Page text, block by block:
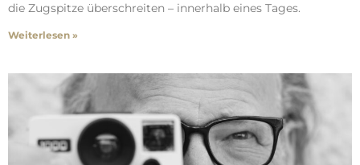
die Zugspitze überschreiten – innerhalb eines Tages.
Weiterlesen »